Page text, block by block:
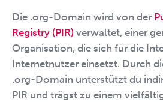
Die .org-Domain wird von der
Registry (PIR) verwaltet, einer
Organisation, die sich für die
Internetnutzer einsetzt. Durch
.org-Domain unterstützt du
PIR und trägst zu einem